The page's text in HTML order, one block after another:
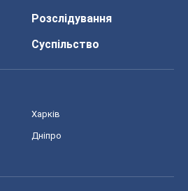
Розслідування
Суспільство
Харків
Дніпро